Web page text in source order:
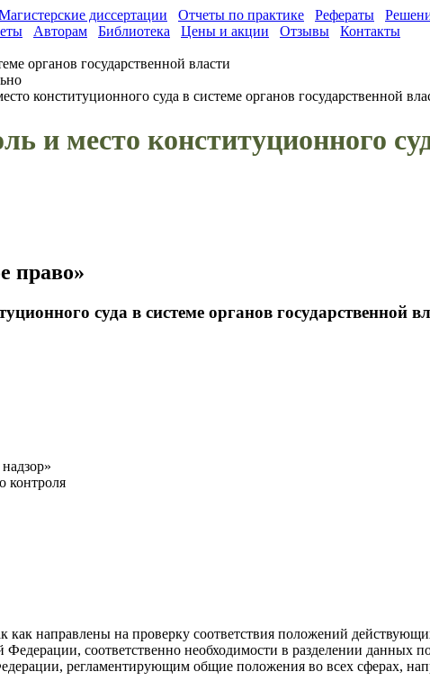
диссертации Отчеты по практике Рефераты
Авторам Библиотека Цены и акции Отзывы Контакты
органов государственной власти
конституционного суда в системе органов государственной
и место конституционного
право»
суда в системе органов государственной
контроля
направлены на проверку соответствия положений
соответственно необходимости в разделении данных
регламентирующим общие положения во всех сферах,